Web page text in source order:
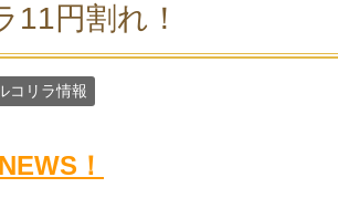
11円割れ！
コリラ情報
！